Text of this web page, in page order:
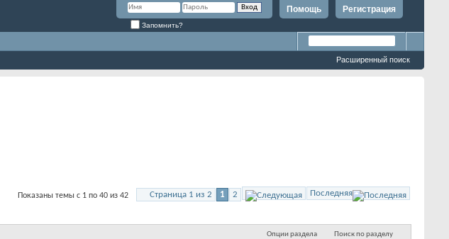
Регистрация
Помощь
Запомнить?
Расширенный поиск
Страница 1 из 2 1 2 Последняя
Показаны темы с 1 по 40 из 42
Опции раздела Поиск по разделу